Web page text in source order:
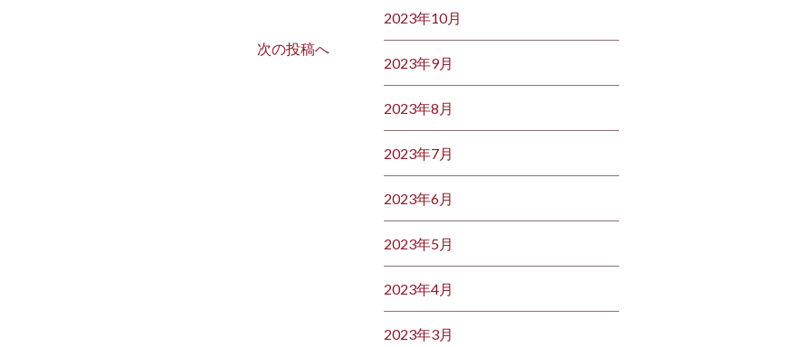
次の投稿へ
2023年10月
2023年9月
2023年8月
2023年7月
2023年6月
2023年5月
2023年4月
2023年3月